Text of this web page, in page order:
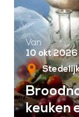
Van
10 okt 2026
keuken